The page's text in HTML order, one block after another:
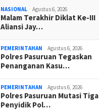
NASIONAL Agustus 6, 2026
Malam Terakhir Diklat Ke-III
Aliansi Jay…
PEMERINTAHAN Agustus 6, 2026
Polres Pasuruan Tegaskan
Penanganan Kasu…
PEMERINTAHAN Agustus 6, 2026
Polres Pasuruan Mutasi Tiga
Penyidik Pol…